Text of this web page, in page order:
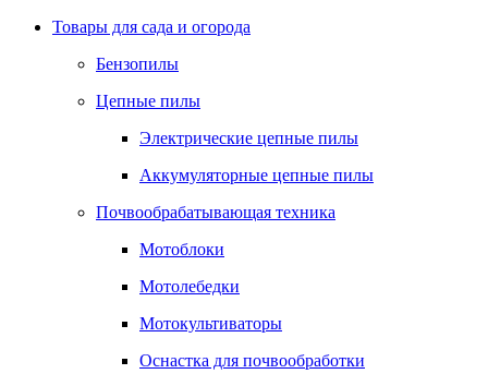
Товары для сада и огорода
Бензопилы
Цепные пилы
Электрические цепные пилы
Аккумуляторные цепные пилы
Почвообрабатывающая техника
Мотоблоки
Мотолебедки
Мотокультиваторы
Оснастка для почвообработки